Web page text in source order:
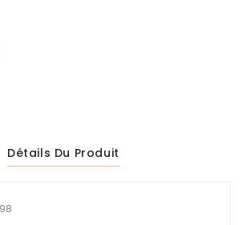
Détails Du Produit